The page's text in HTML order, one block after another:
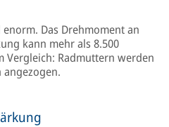
Das Drehmoment an
kann mehr als 8.500
Vergleich: Radmuttern werden